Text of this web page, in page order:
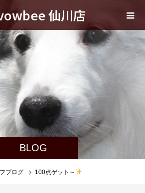
仙川店
BLOG
ブログ 100点ゲット～